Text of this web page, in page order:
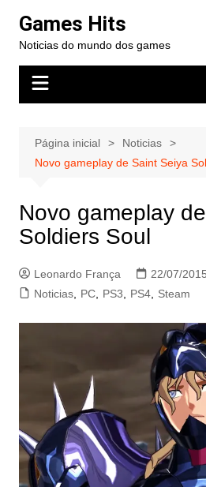
para
conteúdo
Games Hits
Noticias do mundo dos games
Página inicial
Noticias
Novo gameplay de Saint Seiya
Novo gameplay
Soldiers Soul
Leonardo França 22/07/2015
Noticias, PC, PS3 PS4, Steam